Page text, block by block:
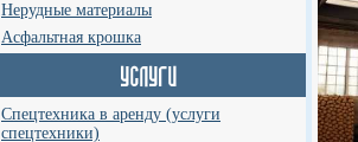
Нерудные материалы
Асфальтная крошка
Спецтехника в аренду (услуги
спецтехники)